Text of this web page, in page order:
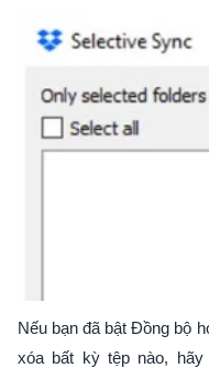
Nếu bạn đã bật Đồng bộ
xóa bất kỳ tệp nào,